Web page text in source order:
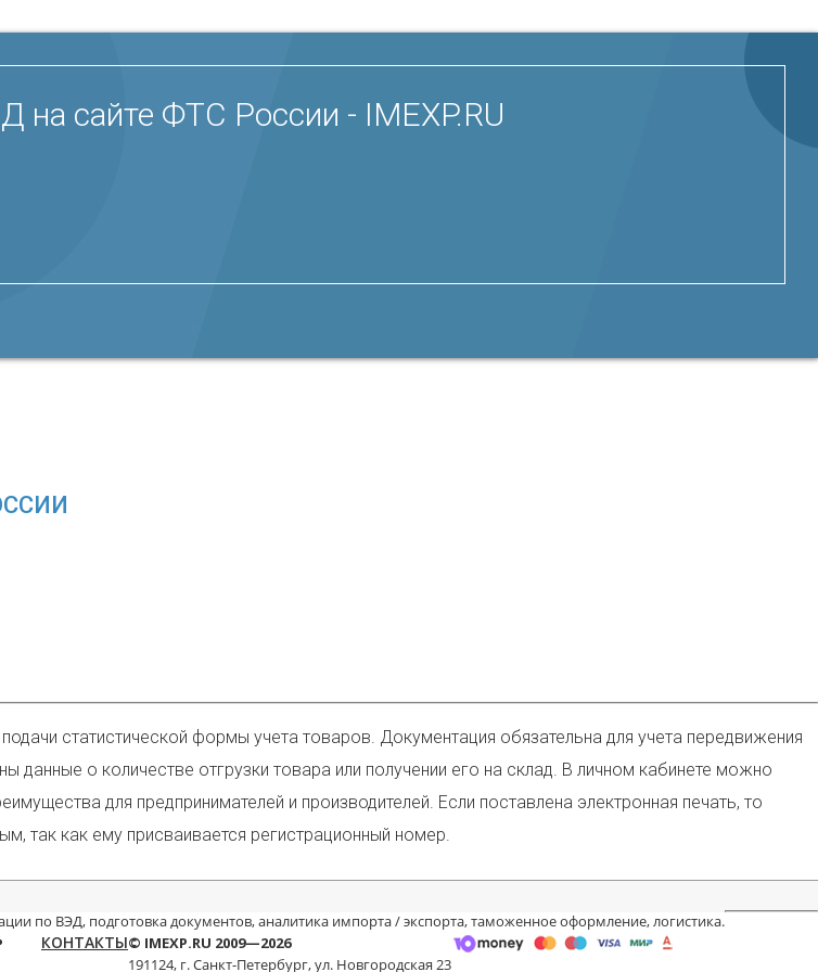
на сайте ФТС России - IMEXP.RU
статистической формы учета товаров. Документация обязательна для учета передвижения
о количестве отгрузки товара или получении его на склад. В личном кабинете можно
для предпринимателей и производителей. Если поставлена электронная печать, то
так как ему присваивается регистрационный номер.
по ВЭД, подготовка документов, аналитика импорта / экспорта, таможенное оформление, логистика.
КОНТАКТЫ© IMEXP.RU 2009—2026
191124, г. Санкт-Петербург,ул. Новгородская 23